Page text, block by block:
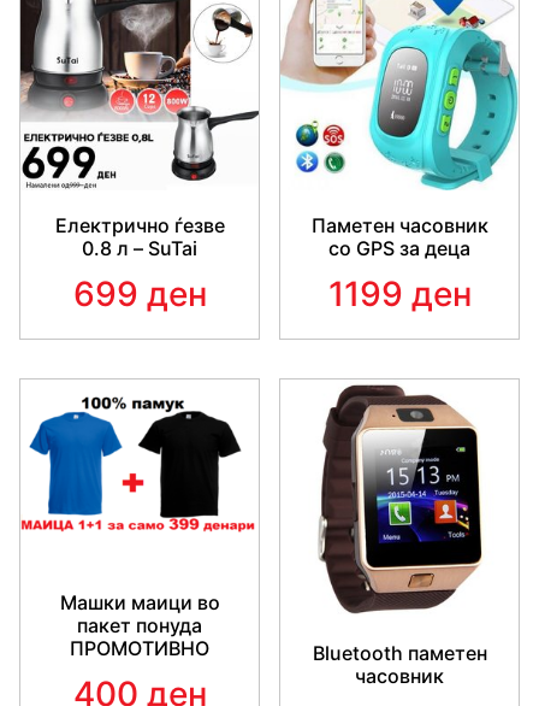
Електрично ѓезве
0.8 л – SuTai
699 ден
Паметен часовник
со GPS за деца
1199 ден
Машки маици во
пакет понуда
ПРОМОТИВНО
400 ден
Bluetooth паметен
часовник